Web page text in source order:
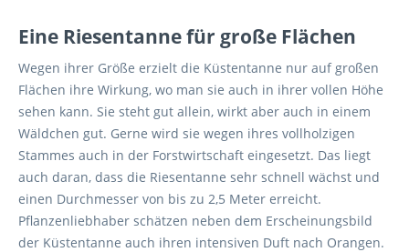
Eine Riesentanne für große Flächen
Wegen ihrer Größe erzielt die Küstentanne nur auf großen
Flächen ihre Wirkung, wo man sie auch in ihrer vollen Höhe
sehen kann. Sie steht gut allein, wirkt aber auch in einem
Wäldchen gut. Gerne wird sie wegen ihres vollholzigen
Stammes auch in der Forstwirtschaft eingesetzt. Das liegt
auch daran, dass die Riesentanne sehr schnell wächst und
einen Durchmesser von bis zu 2,5 Meter erreicht.
Pflanzenliebhaber schätzen neben dem Erscheinungsbild
der Küstentanne auch ihren intensiven Duft nach Orangen.